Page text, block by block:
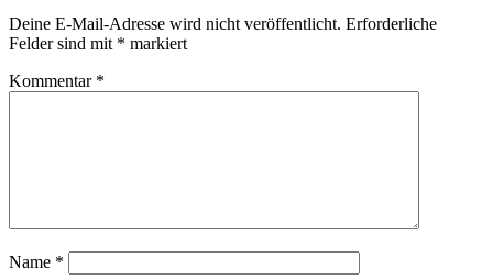
Deine E-Mail-Adresse wird nicht veröffentlicht. Erforderliche
Felder sind mit * markiert
Kommentar *
Name *